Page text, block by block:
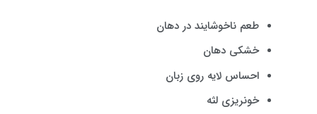
طعم ناخوشایند در دهان
خشکی دهان
احساس لایه روی زبان
خونریزی لثه